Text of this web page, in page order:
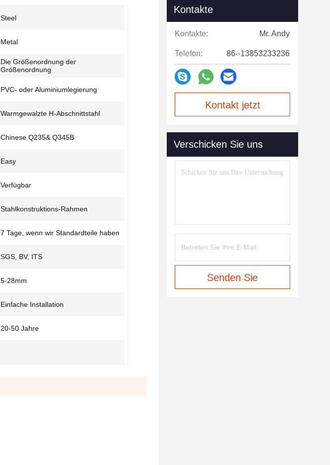
Steel
Metal
Die Größenordnung der
Größenordnung
PVC- oder Aluminiumlegierung
Warmgewalzte H-Abschnittstahl
Chinese Q235& Q345B
Easy
Verfügbar
Stahlkonstruktions-Rahmen
7 Tage, wenn wir Standardteile haben
SGS, BV, ITS
5-28mm
Einfache Installation
20-50 Jahre
Kontakte
Kontakte: Mr. Andy
Telefon: 86--13853233236
Kontakt jetzt
Verschicken Sie uns
Senden Sie